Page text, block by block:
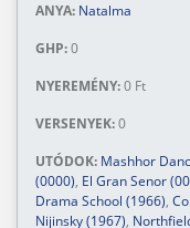
ANYA: Natalma
GHP:0
NYEREMÉNY:0 Ft
VERSENYEK:0
UTÓDOK: Mashhor
(0000), El Gran Senor
Drama School (1966),
Nijinsky (1967),